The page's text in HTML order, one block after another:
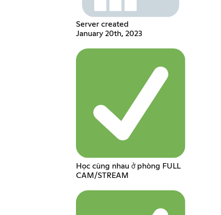
Server created
January 20th, 2023
Học cùng nhau ở phòng FULL
CAM/STREAM